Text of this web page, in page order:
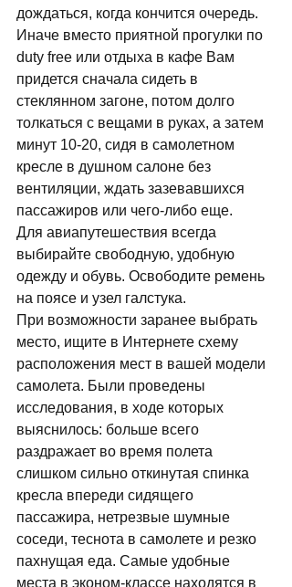
дождаться, когда кончится очередь.
Иначе вместо приятной прогулки по
duty free или отдыха в кафе Вам
придется сначала сидеть в
стеклянном загоне, потом долго
толкаться с вещами в руках, а затем
минут 10-20, сидя в самолетном
кресле в душном салоне без
вентиляции, ждать зазевавшихся
пассажиров или чего-либо еще.
Для авиапутешествия всегда
выбирайте свободную, удобную
одежду и обувь. Освободите ремень
на поясе и узел галстука.
При возможности заранее выбрать
место, ищите в Интернете схему
расположения мест в вашей модели
самолета. Были проведены
исследования, в ходе которых
выяснилось: больше всего
раздражает во время полета
слишком сильно откинутая спинка
кресла впереди сидящего
пассажира, нетрезвые шумные
соседи, теснота в самолете и резко
пахнущая еда. Самые удобные
места в эконом-классе находятся в